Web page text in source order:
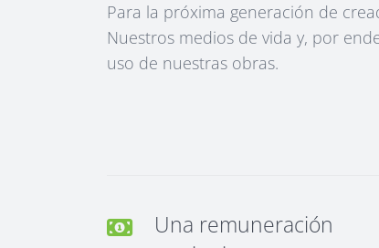
Para la próxima generación de
Nuestros medios de vida y, por
uso de nuestras obras.
Una remuneración